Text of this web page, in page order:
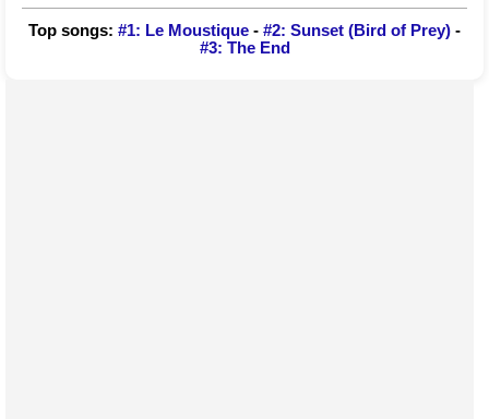
Top songs: #1: Le Moustique - #2: Sunset (Bird of Prey) -
#3: The End